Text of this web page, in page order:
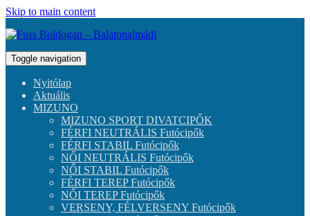
Skip to main content
Toggle navigation
Nyitólap
Aktuális
MIZUNO
MIZUNO SPORT DIVATCIPŐK
FÉRFI NEUTRÁLIS Futócipők
FÉRFI STABIL Futócipők
NŐI NEUTRÁLIS Futócipők
NŐI STABIL Futócipők
FÉRFI TEREP Futócipők
NŐI TEREP Futócipők
VERSENY, FÉLVERSENY Futócipők